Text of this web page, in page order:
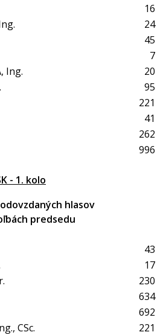
16
24
45
7
Ing.
20
95
221
41
262
996
- 1. kolo
hlasov
predsedu
43
17
230
634
692
CSc.
221